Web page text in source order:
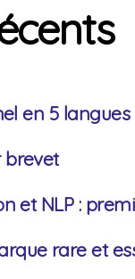
en 5 langues
brevet
et NLP :
rare et